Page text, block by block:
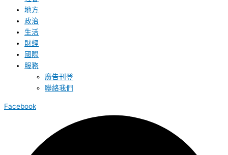
地方
政治
生活
財經
國際
服務
廣告刊登
聯絡我們
Facebook